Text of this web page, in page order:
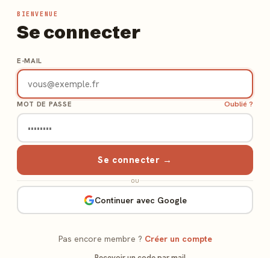
BIENVENUE
Se connecter
E-MAIL
MOT DE PASSE Oublié ?
Se connecter →
ou
Continuer avec Google
Pas encore membre ? Créer un compte